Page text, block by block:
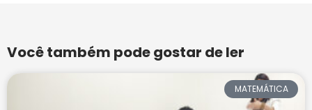
Você também pode gostar de ler
MATEMÁTICA